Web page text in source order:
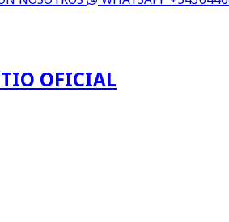
OFICIAL